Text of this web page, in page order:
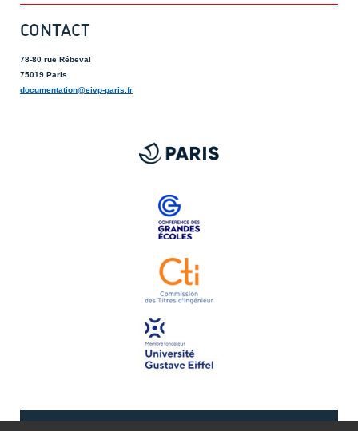
CONTACT
78-80 rue Rébeval
75019 Paris
documentation@eivp-paris.fr